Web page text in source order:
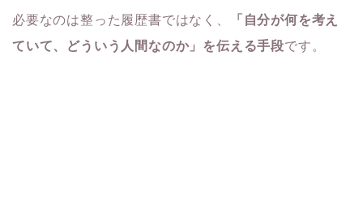
必要なのは整った履歴書ではなく、
「自分が何を考え
ていて、どういう人間なのか」を伝える手段です。